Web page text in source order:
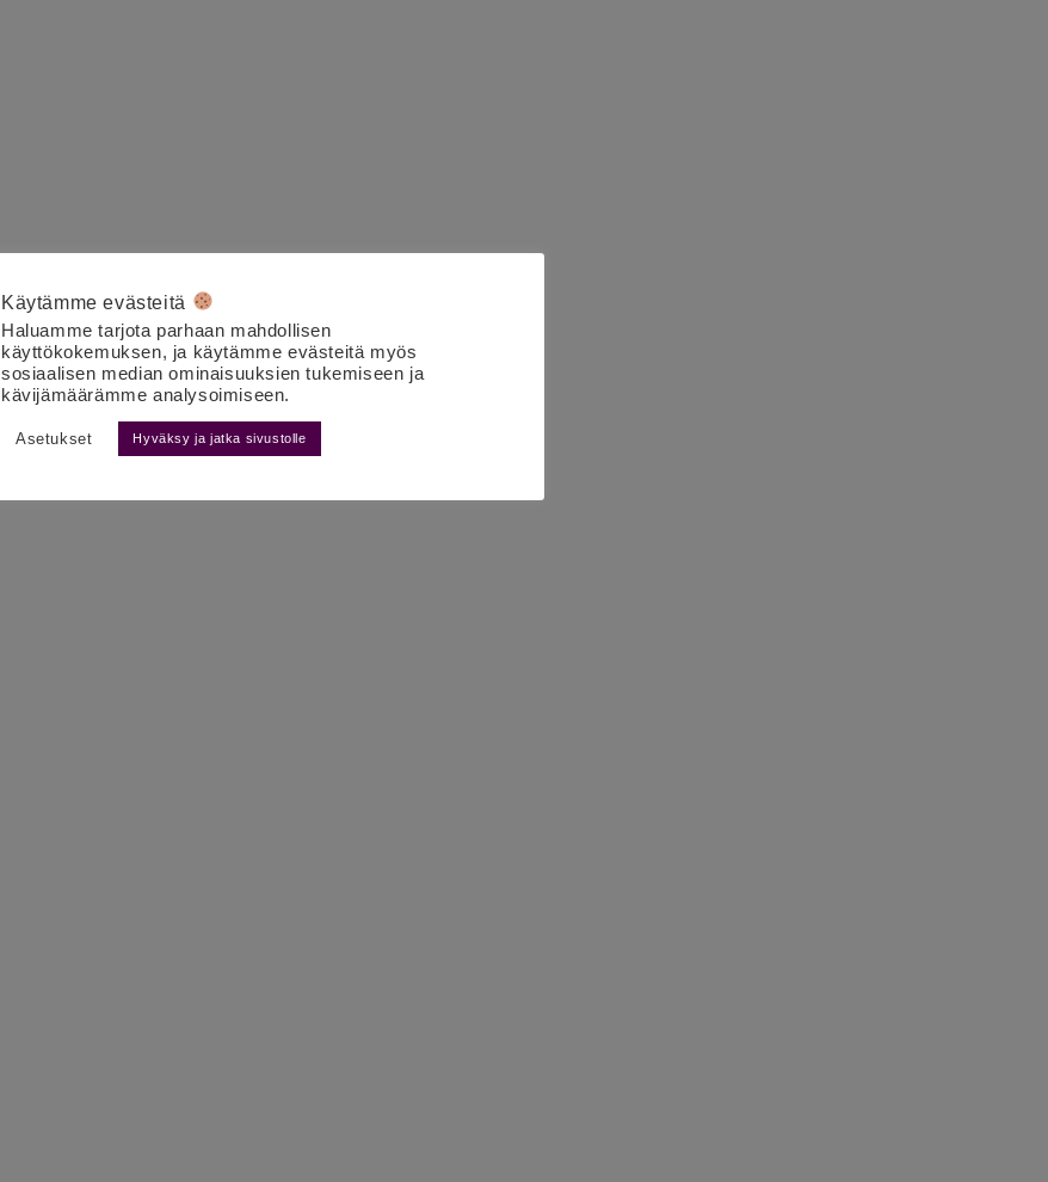
Käytämme evästeitä
Haluamme tarjota parhaan mahdollisen
käyttökokemuksen, ja käytämme evästeitä myös
sosiaalisen median ominaisuuksien tukemiseen ja
kävijämäärämme analysoimiseen.
Asetukset Hyväksy ja jatka sivustolle